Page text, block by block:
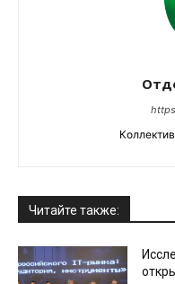
Читайте также: